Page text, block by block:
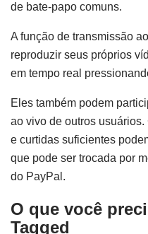
de bate-papo comuns.
A função de transmissão
reproduzir seus próprios
em tempo real
Eles também podem
ao vivo de outros
e curtidas suficientes
que pode ser trocada por
do PayPal.
O que você
Tagged